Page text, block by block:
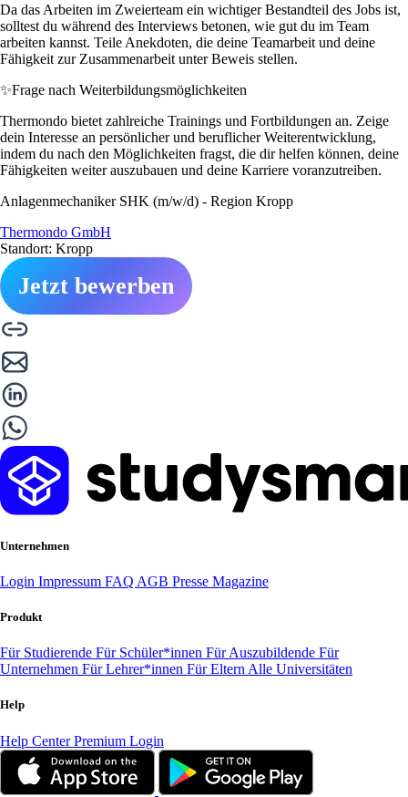
Da das Arbeiten im Zweierteam ein wichtiger Bestandteil des Jobs ist,
solltest du während des Interviews betonen, wie gut du im Team
arbeiten kannst. Teile Anekdoten, die deine Teamarbeit und deine
Fähigkeit zur Zusammenarbeit unter Beweis stellen.
✨Frage nach Weiterbildungsmöglichkeiten
Thermondo bietet zahlreiche Trainings und Fortbildungen an. Zeige
dein Interesse an persönlicher und beruflicher Weiterentwicklung,
indem du nach den Möglichkeiten fragst, die dir helfen können, deine
Fähigkeiten weiter auszubauen und deine Karriere voranzutreiben.
Anlagenmechaniker SHK (m/w/d) - Region Kropp
Thermondo GmbH
Standort: Kropp
Jetzt bewerben
Unternehmen
Login Impressum FAQ AGB Presse Magazine
Produkt
Für Studierende Für Schüler*innen Für Auszubildende Für
Unternehmen Für Lehrer*innen Für Eltern Alle Universitäten
Help
Help CenterPremium Login